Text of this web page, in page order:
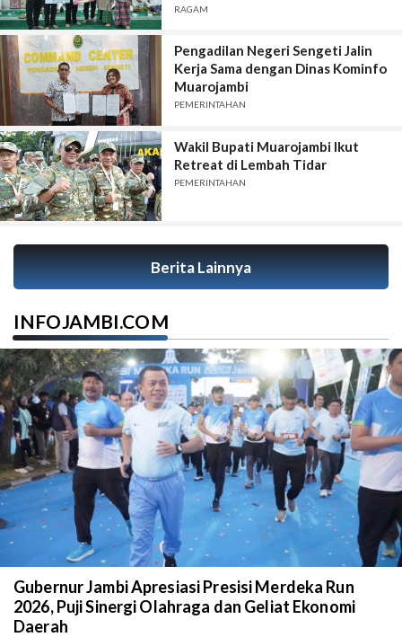
RAGAM
Pengadilan Negeri Sengeti Jalin
Kerja Sama dengan Dinas Kominfo
Muarojambi
PEMERINTAHAN
Wakil Bupati Muarojambi Ikut
Retreat di Lembah Tidar
PEMERINTAHAN
Berita Lainnya
INFOJAMBI.COM
Gubernur Jambi Apresiasi Presisi Merdeka Run
2026, Puji Sinergi Olahraga dan Geliat Ekonomi
Daerah